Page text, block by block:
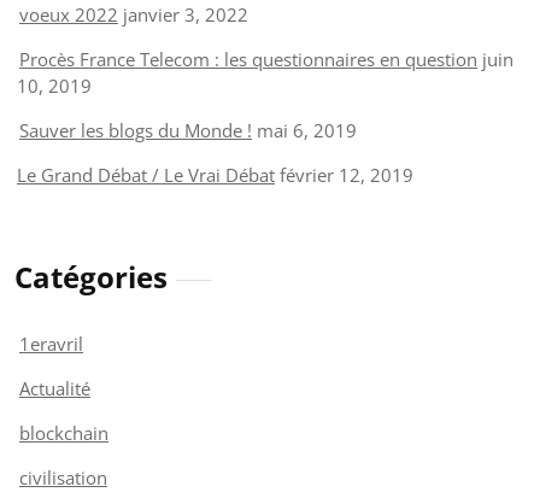
voeux 2022 janvier 3, 2022
Procès France Telecom : les questionnaires en question juin
10, 2019
Sauver les blogs du Monde ! mai 6, 2019
Le Grand Débat / Le Vrai Débat février 12, 2019
Catégories
1eravril
Actualité
blockchain
civilisation